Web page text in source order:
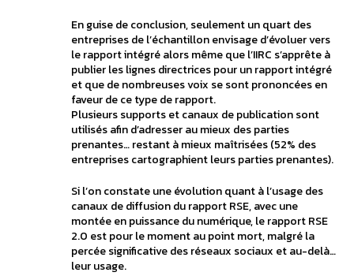
En guise de conclusion, seulement un quart des
entreprises de l’échantillon envisage d’évoluer vers
le rapport intégré alors même que l’IIRC s’apprête à
publier les lignes directrices pour un rapport intégré
et que de nombreuses voix se sont prononcées en
faveur de ce type de rapport.
Plusieurs supports et canaux de publication sont
utilisés afin d’adresser au mieux des parties
prenantes… restant à mieux maîtrisées (52% des
entreprises cartographient leurs parties prenantes).
Si l’on constate une évolution quant à l’usage des
canaux de diffusion du rapport RSE, avec une
montée en puissance du numérique, le rapport RSE
2.0 est pour le moment au point mort, malgré la
percée significative des réseaux sociaux et au-delà…
leur usage.